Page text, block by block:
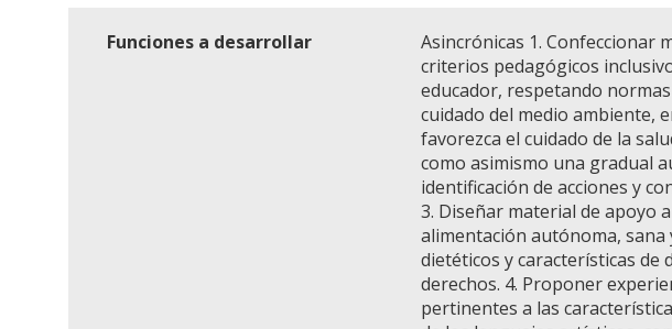
Funciones a desarrollar
Asincrónicas 1. Confeccionar
criterios pedagógicos
educador, respetando
cuidado del medio ambiente,
favorezca el cuidado de la
como asimismo una gradual
identificación de acciones y
3. Diseñar material de apoyo
alimentación autónoma,
dietéticos y características
derechos. 4. Proponer
pertinentes a las